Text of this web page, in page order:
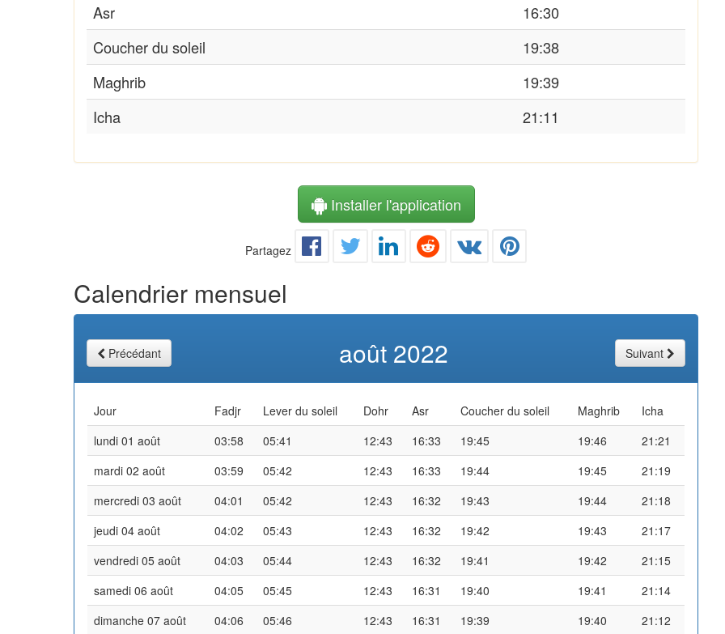
Asr
16:30
Coucher du soleil
19:38
Maghrib
19:39
Icha
21:11
Installer l'application
Partagez
Calendrier mensuel
Précédant août 2022 Suivant
Jour Fadjr Lever du soleil Dohr Asr Coucher du soleil Maghrib
Icha
lundi 01 août
03:58 05:41 12:43 16:33 19:45 19:46
21:21
mardi 02 août
03:59 05:42 12:43 16:33 19:44 19:45
21:19
mercredi 03 août
04:01 05:42 12:43 16:32 19:43 19:44
21:18
jeudi 04 août
04:02 05:43 12:43 16:32 19:42 19:43
21:17
vendredi 05 août
04:03 05:44 12:43 16:32 19:41 19:42
21:15
samedi 06 août
04:05 05:45 12:43 16:31 19:40 19:41
21:14
dimanche 07 août
04:06 05:46 12:43 16:31 19:39 19:40
21:12